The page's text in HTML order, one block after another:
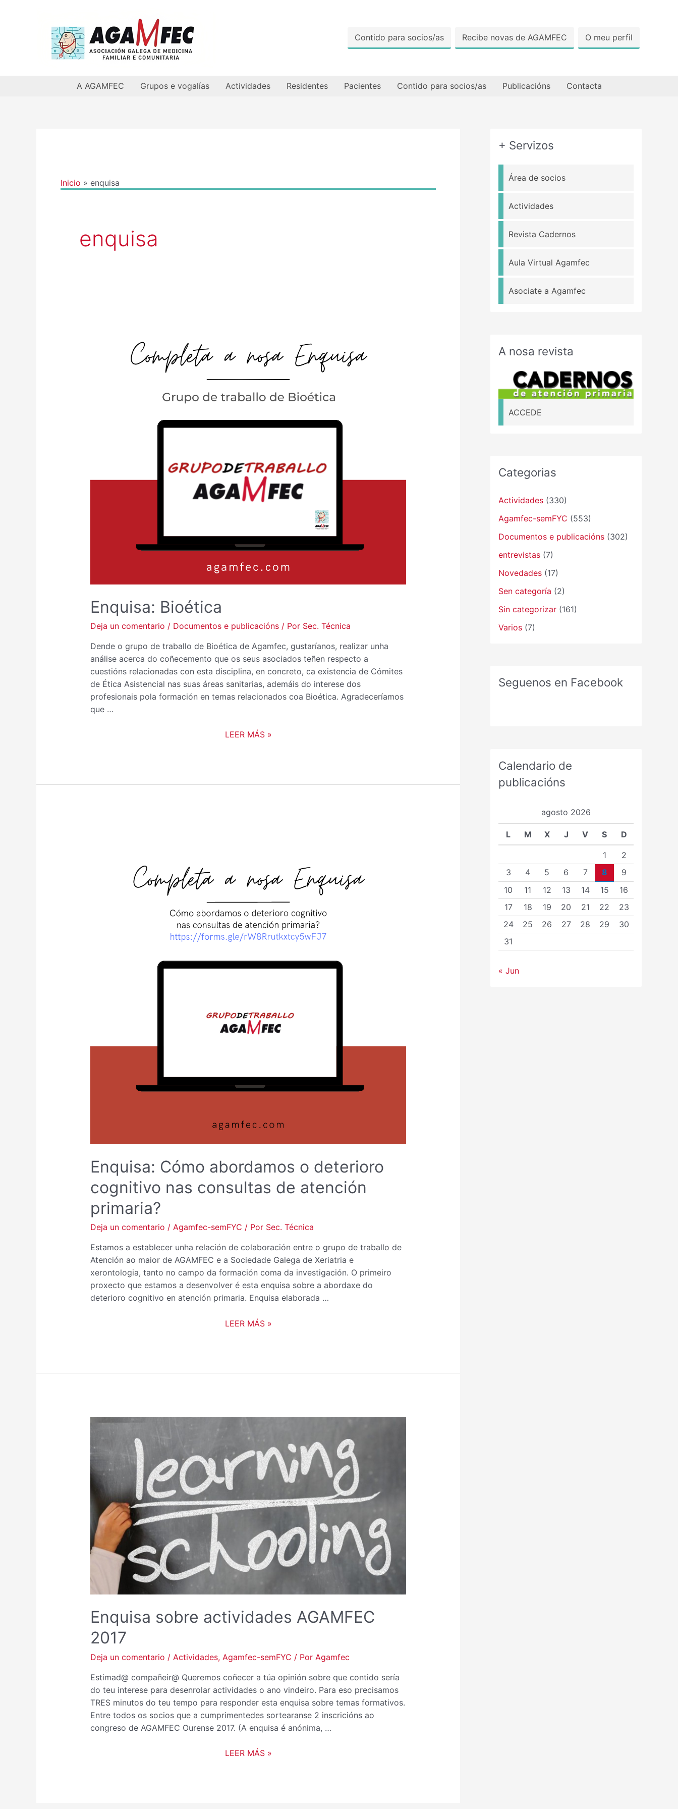
Contido para socios/as Recibe novas de AGAMFEC O meu perfil
A AGAMFEC Grupos e vogalías Actividades Residentes Pacientes Contido para socios/as Publicacións Contacta
Inicio enquisa
enquisa
Enquisa: Bioética
Deja un comentario / Documentos e publicacións/ Por Sec. Técnica
Dende o grupo de traballo de Bioética de Agamfec, gustaríanos, realizar unha
análise acerca do coñecemento que os seus asociados teñen respecto a
cuestións relacionadas con esta disciplina, en concreto, ca existencia de Cómites
de Ética Asistencial nas suas áreas sanitarias, ademáis do interese dos
profesionais pola formación en temas relacionados coa Bioética. Agradeceríamos
que …
LEER MÁS »
Enquisa: Cómo abordamos o deterioro
cognitivo nas consultas de atención
primaria?
Deja un comentario / Agamfec-semFYC / Por Sec. Técnica
Estamos a establecer unha relación de colaboración entre o grupo de traballo de
Atención ao maior de AGAMFEC e a Sociedade Galega de Xeriatria e
xerontologia, tanto no campo da formación coma da investigación. O primeiro
proxecto que estamos a desenvolver é esta enquisa sobre a abordaxe do
deterioro cognitivo en atención primaria. Enquisa elaborada …
DETERIORO
NAS
CONSULTAS
DE
PRIMARIA?
LEER MÁS »
Enquisa sobre actividades AGAMFEC
2017
Deja un comentario / Actividades, Agamfec-semFYC / Por Agamfec
Estimad@ compañeir@ Queremos coñecer a túa opinión sobre que contido sería
do teu interese para desenrolar actividades o ano vindeiro. Para eso precisamos
TRES minutos do teu tempo para responder esta enquisa sobre temas formativos.
Entre todos os socios que a cumprimentedes sortearanse 2 inscricións ao
congreso de AGAMFEC Ourense 2017. (A enquisa é anónima, …
SOBRE
ACTIVIDADES
AGAMFEC
2017
LEER MÁS »
+ Servizos
Área de socios
Actividades
Revista Cadernos
Aula Virtual Agamfec
Asociate a Agamfec
A nosa revista
ACCEDE
Categorias
Actividades (330)
Agamfec-semFYC (553)
Documentos e publicacións (302)
entrevistas (7)
Novedades (17)
Sen categoría (2)
Sin categorizar (161)
Varios (7)
Seguenos en Facebook
Calendario de
publicacións
agosto 2026
L M X J V S D
1
2
3
4 5 6 7 8
9
10
11 12 13 14 15
16
17
18 19 20 21 22
23
24
25 26 27 28 29
30
31
« Jun